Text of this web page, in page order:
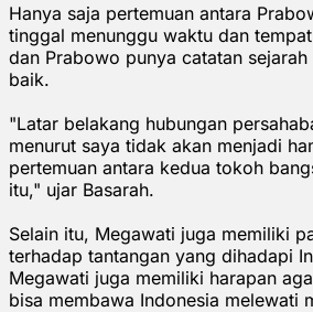
Hanya saja pertemuan antara
tinggal menunggu waktu dan
dan Prabowo punya catatan
baik.
"Latar belakang hubungan
menurut saya tidak akan menjadi
pertemuan antara kedua tokoh
itu," ujar Basarah.
Selain itu, Megawati juga memiliki
terhadap tantangan yang dihadapi
Megawati juga memiliki harapan
bisa membawa Indonesia melewati